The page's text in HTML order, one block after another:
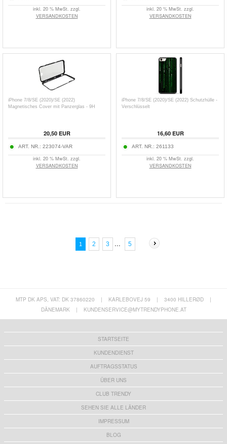
inkl. 20 % MwSt. zzgl.
VERSANDKOSTEN
inkl. 20 % MwSt. zzgl.
VERSANDKOSTEN
iPhone 7/8/SE (2020)/SE (2022)
Magnetisches Cover mit Panzerglas - 9H
20,50EUR
ART. NR.: 223074-VAR
inkl. 20 % MwSt. zzgl.
VERSANDKOSTEN
iPhone 7/8/SE (2020)/SE (2022) Schutzhülle -
Verschlüsselt
16,60EUR
ART. NR.: 261133
inkl. 20 % MwSt. zzgl.
VERSANDKOSTEN
1 2 3 ... 5
MTP DK APS, VAT: DK 37860220 | KARLEBOVEJ 59 | 3400 HILLERØD
|
DÄNEMARK
| KUNDENSERVICE@MYTRENDYPHONE.AT
STARTSEITE
KUNDENDIENST
AUFTRAGSSTATUS
ÜBER UNS
CLUB TRENDY
SEHEN SIE ALLE LÄNDER
IMPRESSUM
BLOG